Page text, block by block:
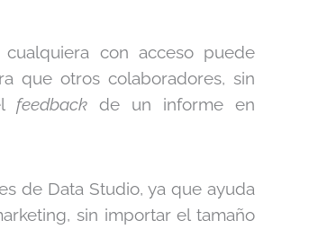
con acceso puede
que otros colaboradores, sin
feedback de un informe en
de Data Studio, ya que ayuda
sin importar el tamaño